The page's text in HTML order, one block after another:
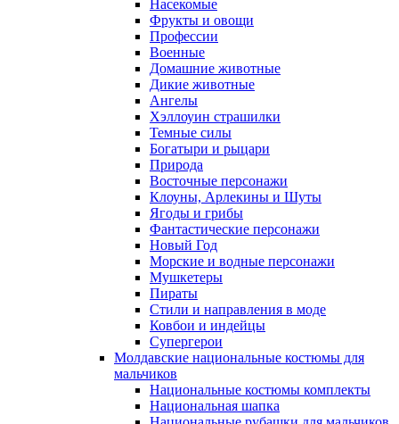
Насекомые
Фрукты и овощи
Профессии
Военные
Домашние животные
Дикие животные
Ангелы
Хэллоуин страшилки
Темные силы
Богатыри и рыцари
Природа
Восточные персонажи
Клоуны, Арлекины и Шуты
Ягоды и грибы
Фантастические персонажи
Новый Год
Морские и водные персонажи
Мушкетеры
Пираты
Стили и направления в моде
Ковбои и индейцы
Супергерои
Молдавские национальные костюмы для
мальчиков
Национальные костюмы комплекты
Национальная шапка